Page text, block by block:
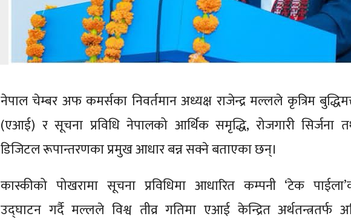
नेपाल चेम्बर अफ कमर्सका निवर्तमान अध्यक्ष राजेन्द्र मल्लले कृत्रिम
(एआई) र सूचना प्रविधि नेपालको आर्थिक समृद्धि, रोजगारी सिर्जना
डिजिटल रूपान्तरणका प्रमुख आधार बन्न सक्ने बताएका छन्।
कास्कीको पोखरामा सूचना प्रविधिमा आधारित कम्पनी ‘टेक
उद्घाटन गर्दै मल्लले विश्व तीव्र गतिमा एआई केन्द्रित अर्थतन्त्रतर्फ